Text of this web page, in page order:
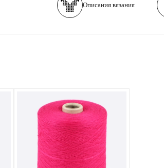
Описания вязания